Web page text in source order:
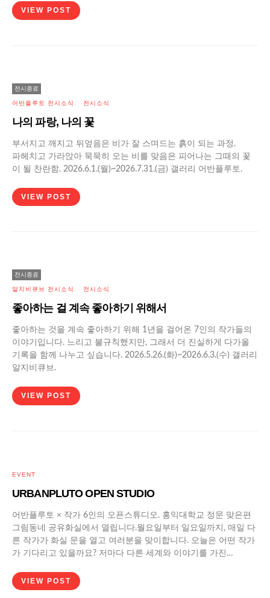
VIEW POST
전시종료
어반플루토 전시소식 전시소식
나의 파랑, 나의 꽃
부서지고 깨지고 뒤엎음은 비가 잘 스며드는 흙이 되는 과정.
파헤치고 가라앉아 묵묵히 오는 비를 맞음은 피어나는 그때의 꽃
이 될 찬란함. 2026.6.1.(월)~2026.7.31.(금) 갤러리 어반플루토.
VIEW POST
전시종료
알지비큐브 전시소식 전시소식
좋아하는 걸 계속 좋아하기 위해서
좋아하는 것을 계속 좋아하기 위해 1년을 걸어온 7인의 작가들의
이야기입니다. 느리고 불규칙했지만, 그래서 더 진실하게 다가올
기록을 함께 나누고 싶습니다. 2026.5.26.(화)~2026.6.3.(수) 갤러리
알지비큐브.
VIEW POST
EVENT
URBANPLUTO OPEN STUDIO
어반플루토 × 작가 6인의 오픈스튜디오. 홍익대학교 정문 맞은편
그림동네 공유화실에서 열립니다.월요일부터 일요일까지, 매일 다
른 작가가 화실 문을 열고 여러분을 맞이합니다. 오늘은 어떤 작가
가 기다리고 있을까요? 저마다 다른 세계와 이야기를 가진…
VIEW POST